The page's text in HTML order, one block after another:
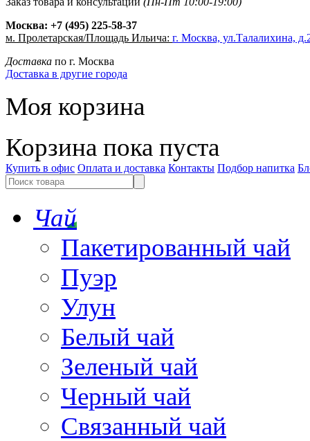
Москва: +7 (495) 225-58-37
м. Пролетарская/Площадь Ильича: г. Москва, ул.Талалихина,
Доставка по г. Москва
Доставка в другие города
Моя корзина
Корзина пока пуста
Купить в офис Оплата и доставка Контакты Подбор напитка
Чай
Пакетированный чай
Пуэр
Улун
Белый чай
Зеленый чай
Черный чай
Связанный чай